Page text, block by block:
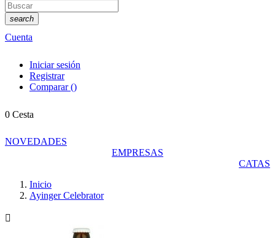
search
Cuenta
Iniciar sesión
Registrar
Comparar()
0 Cesta
NOVEDADES
EMPRESAS
CATAS
Inicio
Ayinger Celebrator
